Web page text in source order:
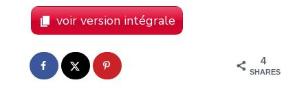
voir version intégrale
4
SHARES